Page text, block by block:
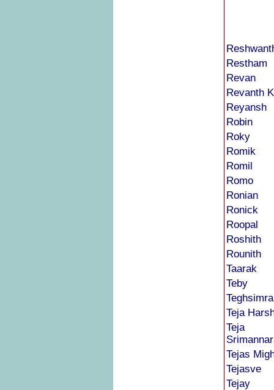
Restham
Revan
Revanth
Reyansh
Robin
Roky
Romik
Romil
Romo
Ronian
Ronick
Roopal
Roshith
Rounith
Taarak
Teby
Teja
Teja
Tejas
Tejasve
Tejay